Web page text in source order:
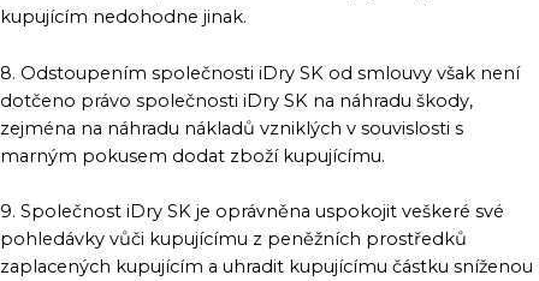
kupujícím nedohodne jinak.
8. Odstoupením společnosti iDry SK od smlouvy však není
dotčeno právo společnosti iDry SK na náhradu škody,
zejména na náhradu nákladů vzniklých v souvislosti s
marným pokusem dodat zboží kupujícímu.
9. Společnost iDry SK je oprávněna uspokojit veškeré své
pohledávky vůči kupujícímu z peněžních prostředků
zaplacených kupujícím a uhradit kupujícímu částku sníženou